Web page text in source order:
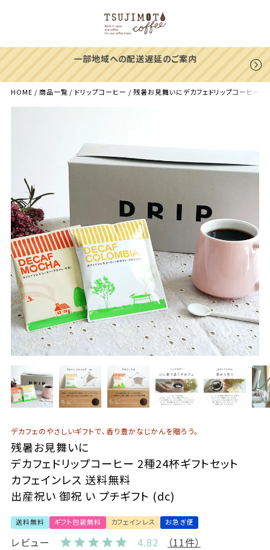
一部地域への配送遅延のご案内
HOME 商品一覧 ドリップコーヒー 残暑お見舞いにデカフェドリップコーヒー
デカフェのやさしいギフトで、香り豊かなじかんを贈ろう。
残暑お見舞いに
デカフェドリップコーヒー 2種24杯ギフトセット
カフェインレス 送料無料
出産祝い 御祝 い プチギフト (dc)
送料無料 ギフト包装無料 カフェインレス お急ぎ便
レビュー 4.82 （11件）